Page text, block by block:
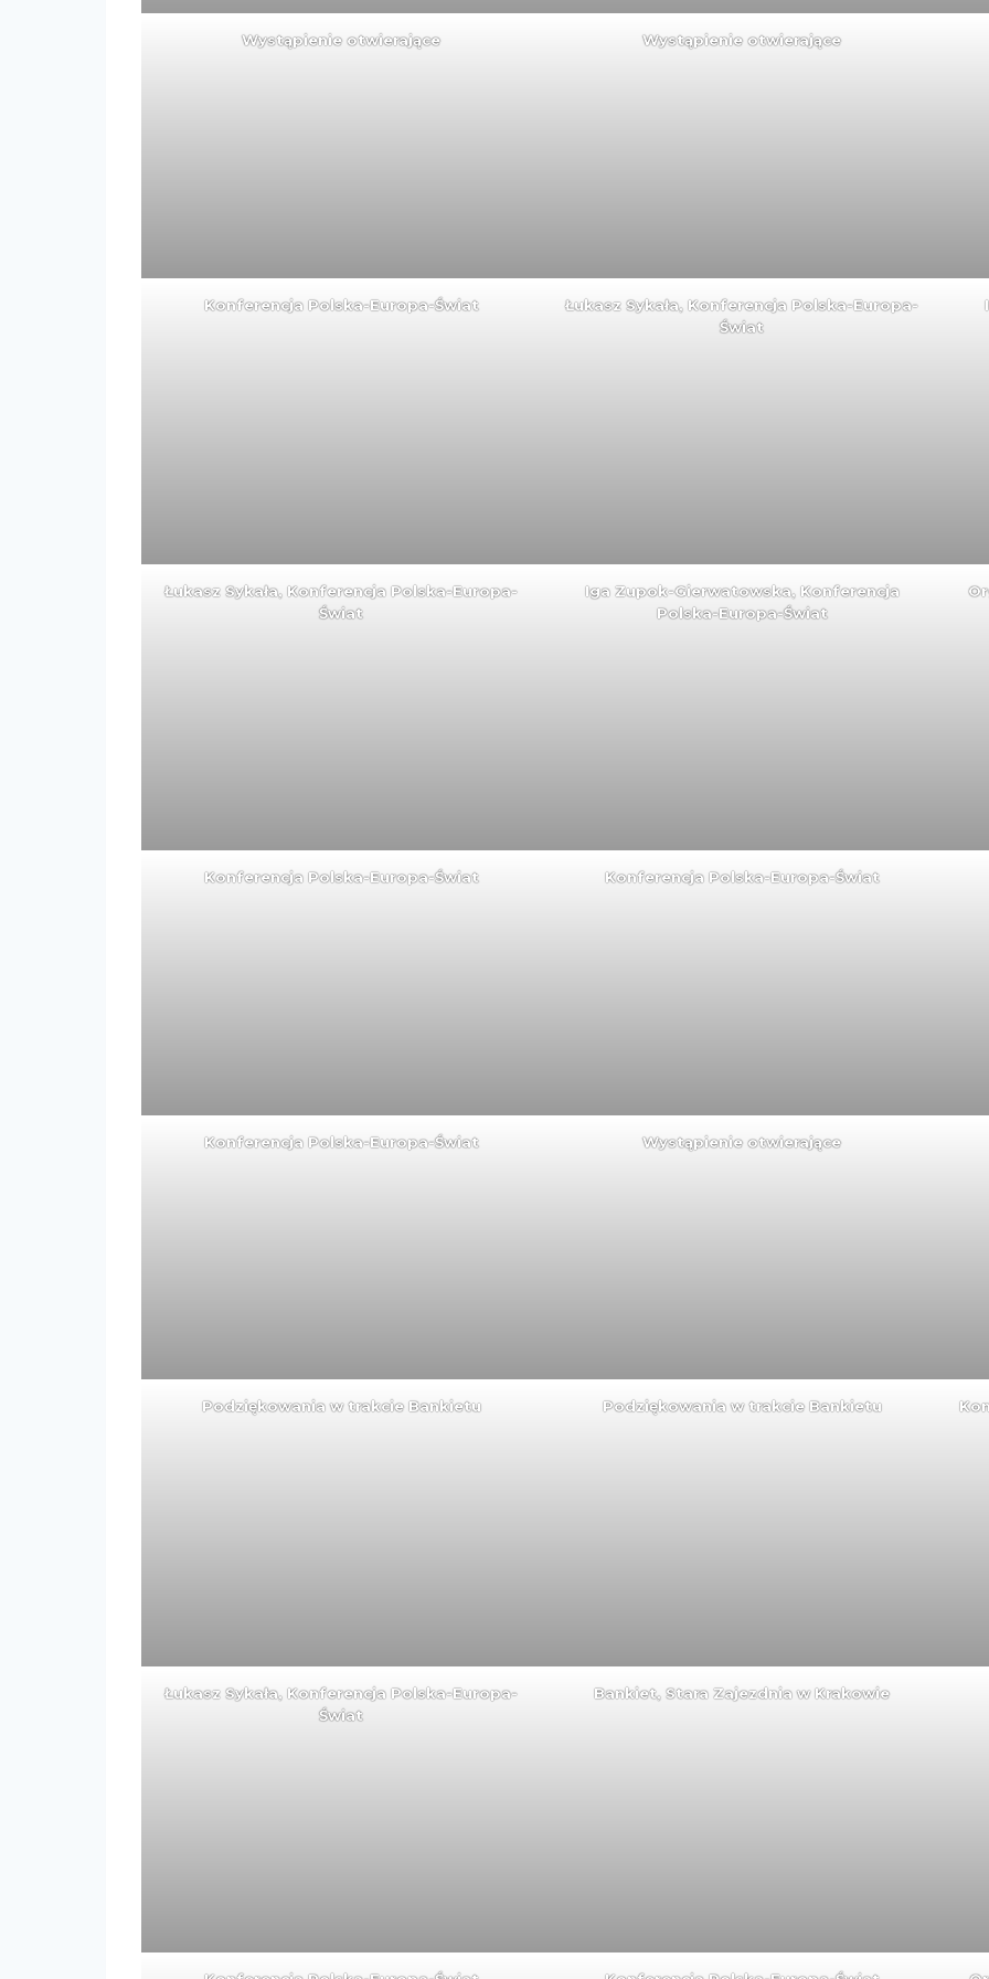
Wystąpienie otwierające Wystąpienie otwierające
Konferencja Polska-Europa-Świat
Łukasz Sykała, Konferencja Polska-Europa-
Świat
Łukasz Sykała, Konferencja Polska-Europa-
Świat
Iga Zupok-Gierwatowska, Konferencja
Polska-Europa-Świat
Konferencja Polska-Europa-Świat Konferencja Polska-Europa-Świat
Konferencja Polska-Europa-Świat Wystąpienie otwierające
Podziękowania w trakcie Bankietu Podziękowania w trakcie Bankietu
Łukasz Sykała, Konferencja Polska-Europa-
Świat
Bankiet, Stara Zajezdnia w Krakowie